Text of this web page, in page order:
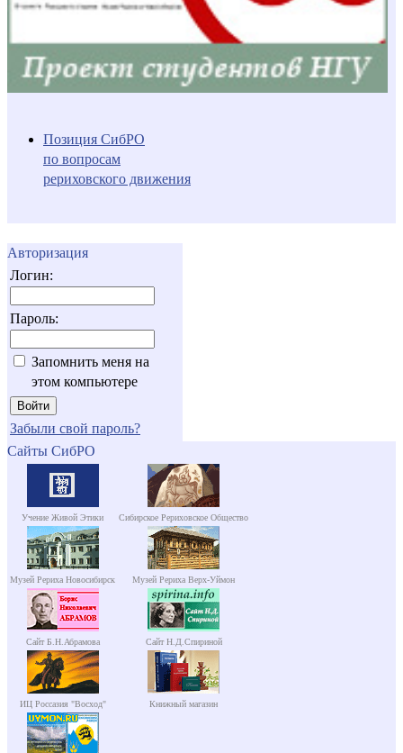
Позиция СибРО
по вопросам
рериховского движения
Авторизация
Логин:
Пароль:
Запомнить меня на
этом компьютере
Забыли свой пароль?
Сайты СибРО
Учение Живой Этики Сибирское Рериховское Общество
Музей Рериха Новосибирск Музей Рериха Верх-Уймон
Сайт Б.Н.Абрамова Сайт Н.Д.Спириной
ИЦ Россазия "Восход" Книжный магазин